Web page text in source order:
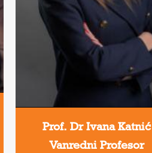
Prof. Dr Ivana Katnić
Vanredni Profesor